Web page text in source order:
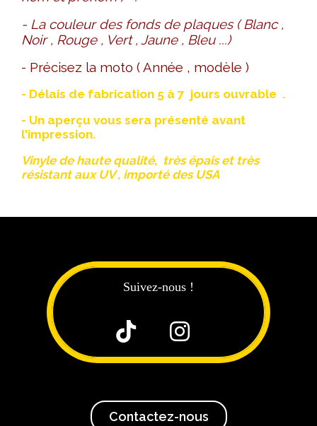
- La couleur des fonds de plaques ( Blanc ,
Noir , Rouge , Vert , Jaune , Bleu ...)
- Précisez la moto ( Année , modèle )
- Délais de fabrication 5 à 7 jours ouvrable .
- Un aperçu vous sera présenté avant
l'impression.
Vinyle de haute qualité, très épais et très
résistant aux UV , importé des USA
Suivez-nous !
 
Contactez-nous